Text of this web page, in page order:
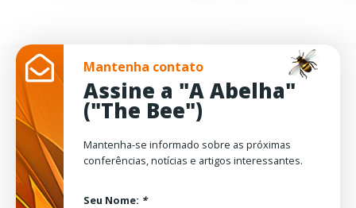
Mantenha contato
Assine a "A Abelha"
("The Bee")
Mantenha-se informado sobre as próximas
conferências, notícias e artigos interessantes.
Seu Nome: *